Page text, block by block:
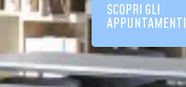
SCOPRI GLI
APPUNTAMENTI